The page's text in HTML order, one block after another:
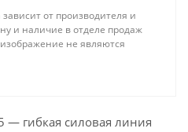
от производителя и
и наличие в отделе продаж
не являются
— гибкая силовая линия